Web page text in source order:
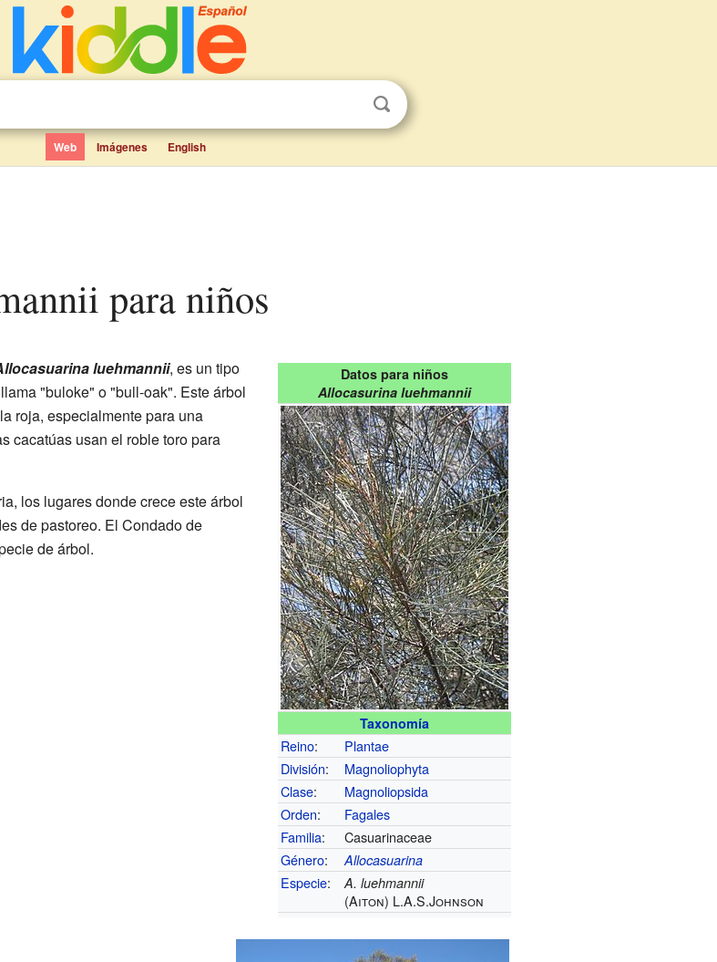
Web Imágenes English
para niños
Datos para niños
Allocasurina luehmannii
Taxonomía
Reino:
Plantae
División:
Magnoliophyta
Clase:
Magnoliopsida
Orden:
Fagales
Familia:
Casuarinaceae
Género: Allocasuarina
Especie: A. luehmannii
(Aiton) L.A.S.Johnson
luehmannii, es un tipo
"buloke" o "bull-oak". Este árbol
roja, especialmente para una
cacatúas usan el roble toro para
los lugares donde crece este árbol
de pastoreo. El Condado de
de árbol.